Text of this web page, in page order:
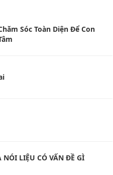
Sóc Toàn Diện Để Con
LIỆU CÓ VẤN ĐỀ GÌ